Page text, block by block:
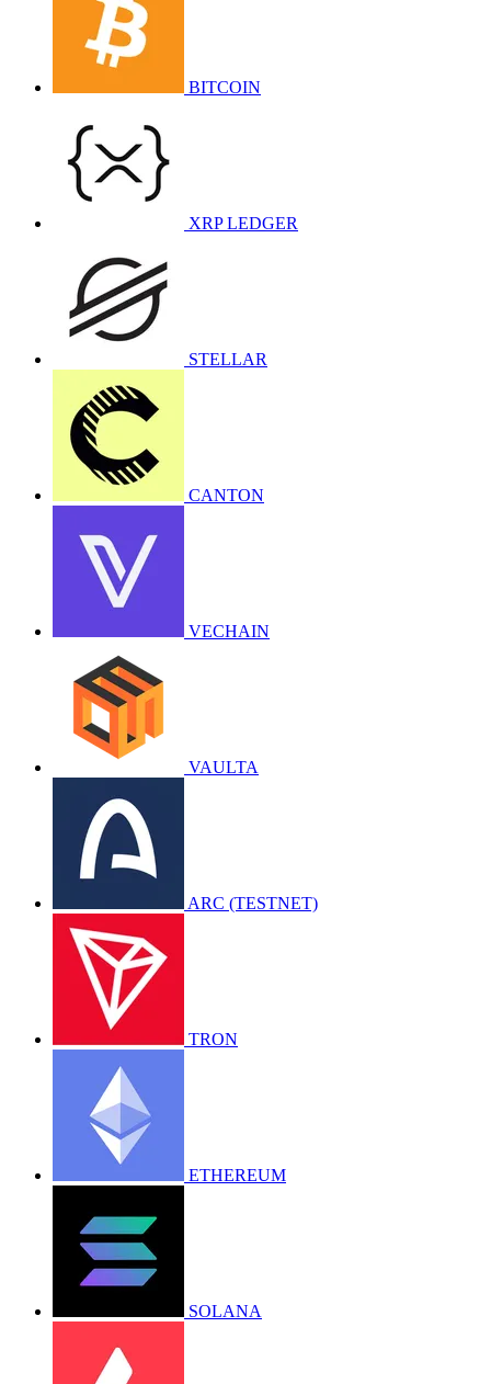
BITCOIN
XRP LEDGER
STELLAR
CANTON
VECHAIN
VAULTA
ARC (TESTNET)
TRON
ETHEREUM
SOLANA